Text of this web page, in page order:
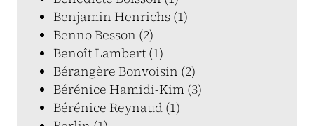
Benjamin Henrichs (1)
Benno Besson (2)
Benoît Lambert (1)
Bérangère Bonvoisin (2)
Bérénice Hamidi-Kim (3)
Bérénice Reynaud (1)